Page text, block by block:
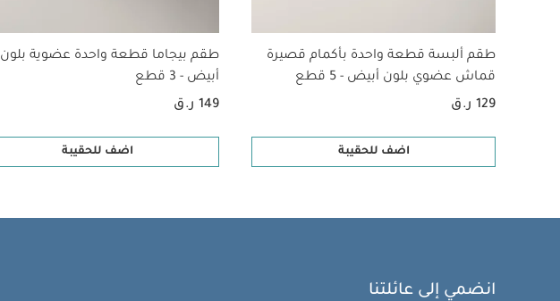
طقم ألبسة قطعة واحدة بأكمام قصيرة
قماش عضوي بلون أبيض - 5 قطع
129 ر.ق
اضف للحقيبة
طقم بيجاما قطعة واحدة عضوية بلون
أبيض - 3 قطع
149 ر.ق
اضف للحقيبة
انضمي إلى عائلتنا